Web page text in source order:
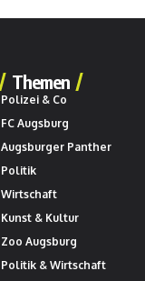
Themen
Polizei & Co
FC Augsburg
Augsburger Panther
Politik
Wirtschaft
Kunst & Kultur
Zoo Augsburg
Politik & Wirtschaft